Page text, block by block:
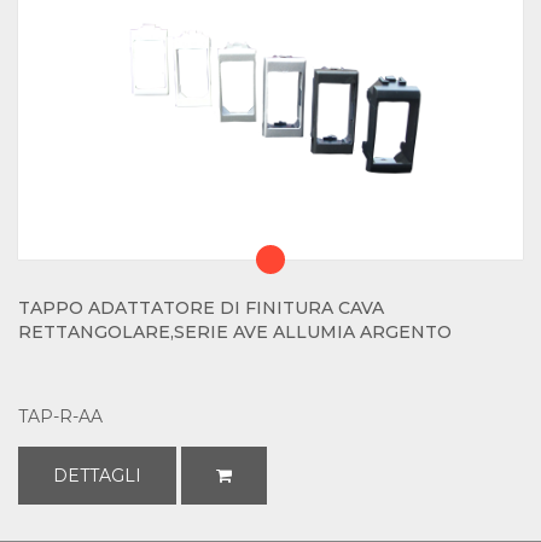
TAPPO ADATTATORE DI FINITURA CAVA
RETTANGOLARE,SERIE AVE ALLUMIA ARGENTO
TAP-R-AA
DETTAGLI